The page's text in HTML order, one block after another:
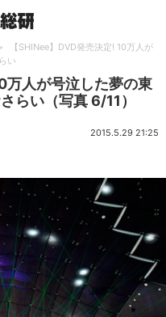
【SHINee】DVD発売決定! 10万人が
い
万人が号泣した夢の東
らい（写真 6/11）
2015.5.29 21:25